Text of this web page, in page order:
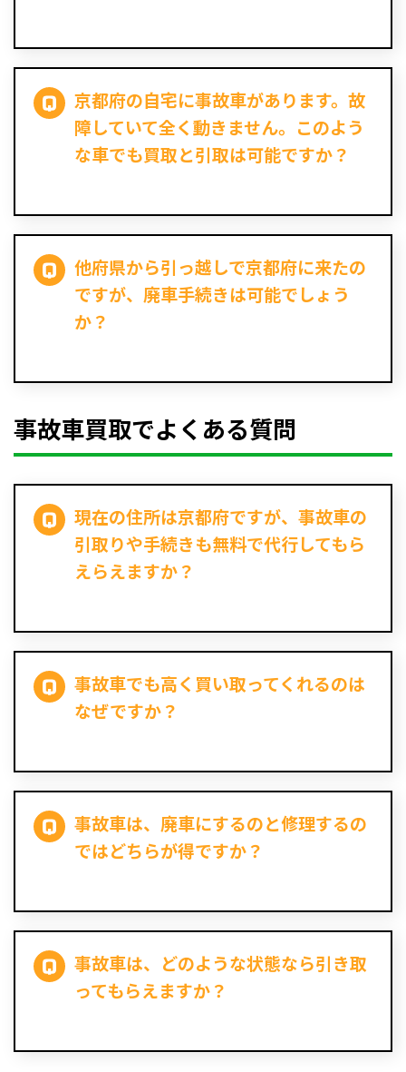
京都府の自宅に事故車があります。故
障していて全く動きません。このよう
な車でも買取と引取は可能ですか？
他府県から引っ越しで京都府に来たの
ですが、廃車手続きは可能でしょう
か？
事故車買取でよくある質問
現在の住所は京都府ですが、事故車の
引取りや手続きも無料で代行してもら
えらえますか？
事故車でも高く買い取ってくれるのは
なぜですか？
事故車は、廃車にするのと修理するの
ではどちらが得ですか？
事故車は、どのような状態なら引き取
ってもらえますか？